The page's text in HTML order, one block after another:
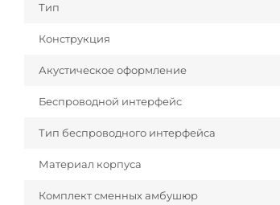
Тип
Конструкция
Акустическое оформление
Беспроводной интерфейс
Тип беспроводного интерфейса
Материал корпуса
Комплект сменных амбушюр